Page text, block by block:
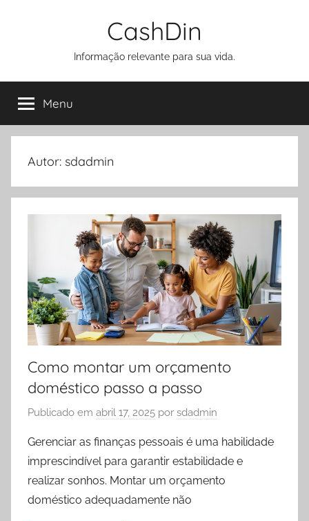
CashDin
Informação relevante para sua vida.
Menu
Autor: sdadmin
Como montar um orçamento
doméstico passo a passo
Publicado em abril 17, 2025 por sdadmin
Gerenciar as finanças pessoais é uma habilidade
imprescindível para garantir estabilidade e
realizar sonhos. Montar um orçamento
doméstico adequadamente não